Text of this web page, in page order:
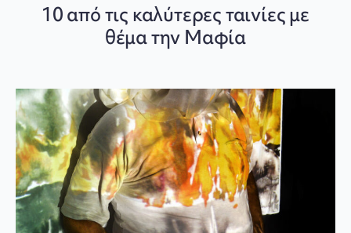
10 από τις καλύτερες ταινίες με
θέμα την Μαφία